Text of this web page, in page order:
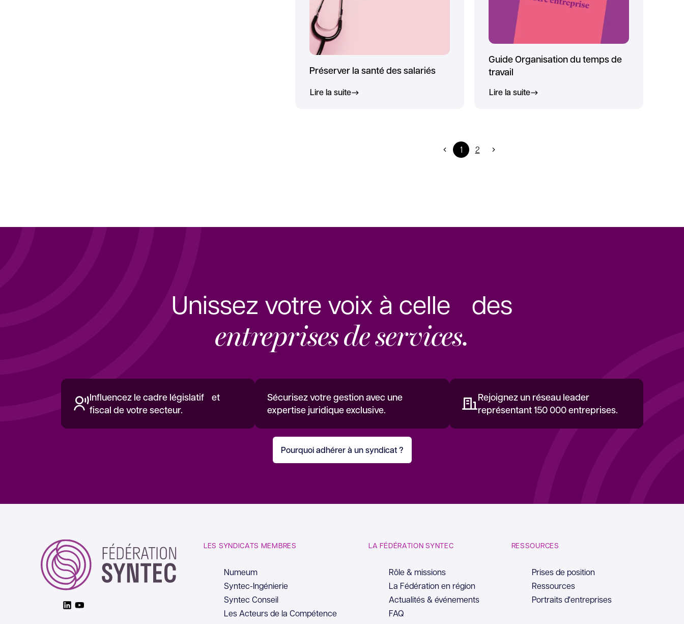
Préserver la santé des salariés
Lire la suite
Guide Organisation du temps de
travail
Lire la suite
1 2
Unissez votre voix à celle des
entreprises de services.
Influencez le cadre législatif et
fiscal de votre secteur.
Sécurisez votre gestion avec une
expertise juridique exclusive.
Rejoignez un réseau leader
représentant 150 000 entreprises.
Pourquoi adhérer à un syndicat ?
LinkedinYoutube
LES SYNDICATS MEMBRES
Numeum
Syntec-Ingénierie
Syntec Conseil
Les Acteurs de la Compétence
LA FÉDÉRATION SYNTEC
Rôle & missions
La Fédération en région
Actualités & événements
FAQ
RESSOURCES
Prises de position
Ressources
Portraits d'entreprises